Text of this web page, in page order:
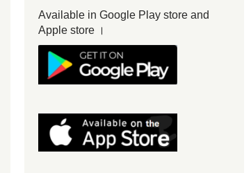
Available in Google Play store and
Apple store ।